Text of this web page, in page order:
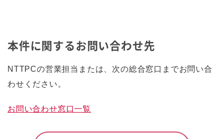
本件に関するお問い合わせ先
NTTPCの営業担当または、次の総合窓口までお問い合
わせください。
お問い合わせ窓口一覧